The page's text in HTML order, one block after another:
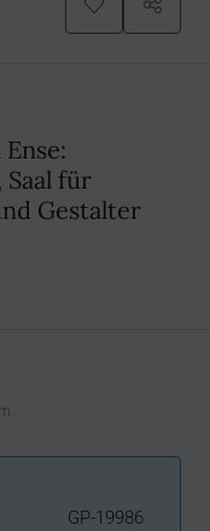
für
Gestalter
GP-19986